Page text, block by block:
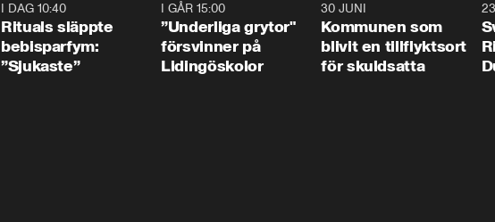
I DAG 10:40
Rituals släppte
bebisparfym:
”Sjukaste”
1:07
I GÅR 15:00
”Underliga grytor"
försvinner på
Lidingöskolor
30 JUNI
Kommunen som
blivit en tillflyktsort
för skuldsatta